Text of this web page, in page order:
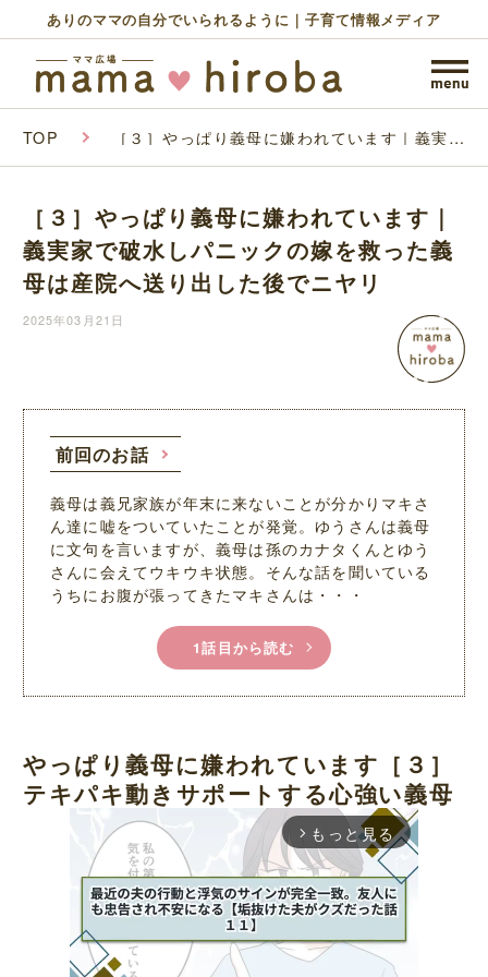
ありのママの自分でいられるように｜子育て情報メディア
TOP ［３］やっぱり義母に嫌われています｜義実家
り出した後でニヤリ
［３］やっぱり義母に嫌われています｜
義実家で破水しパニックの嫁を救った義
母は産院へ送り出した後でニヤリ
2025年03月21日
前回のお話
義母は義兄家族が年末に来ないことが分かりマキさ
ん達に嘘をついていたことが発覚。ゆうさんは義母
に文句を言いますが、義母は孫のカナタくんとゆう
さんに会えてウキウキ状態。そんな話を聞いている
うちにお腹が張ってきたマキさんは・・・
1話目から読む
やっぱり義母に嫌われています［３］
テキパキ動きサポートする心強い義母
arrow_forward_ios もっと見る